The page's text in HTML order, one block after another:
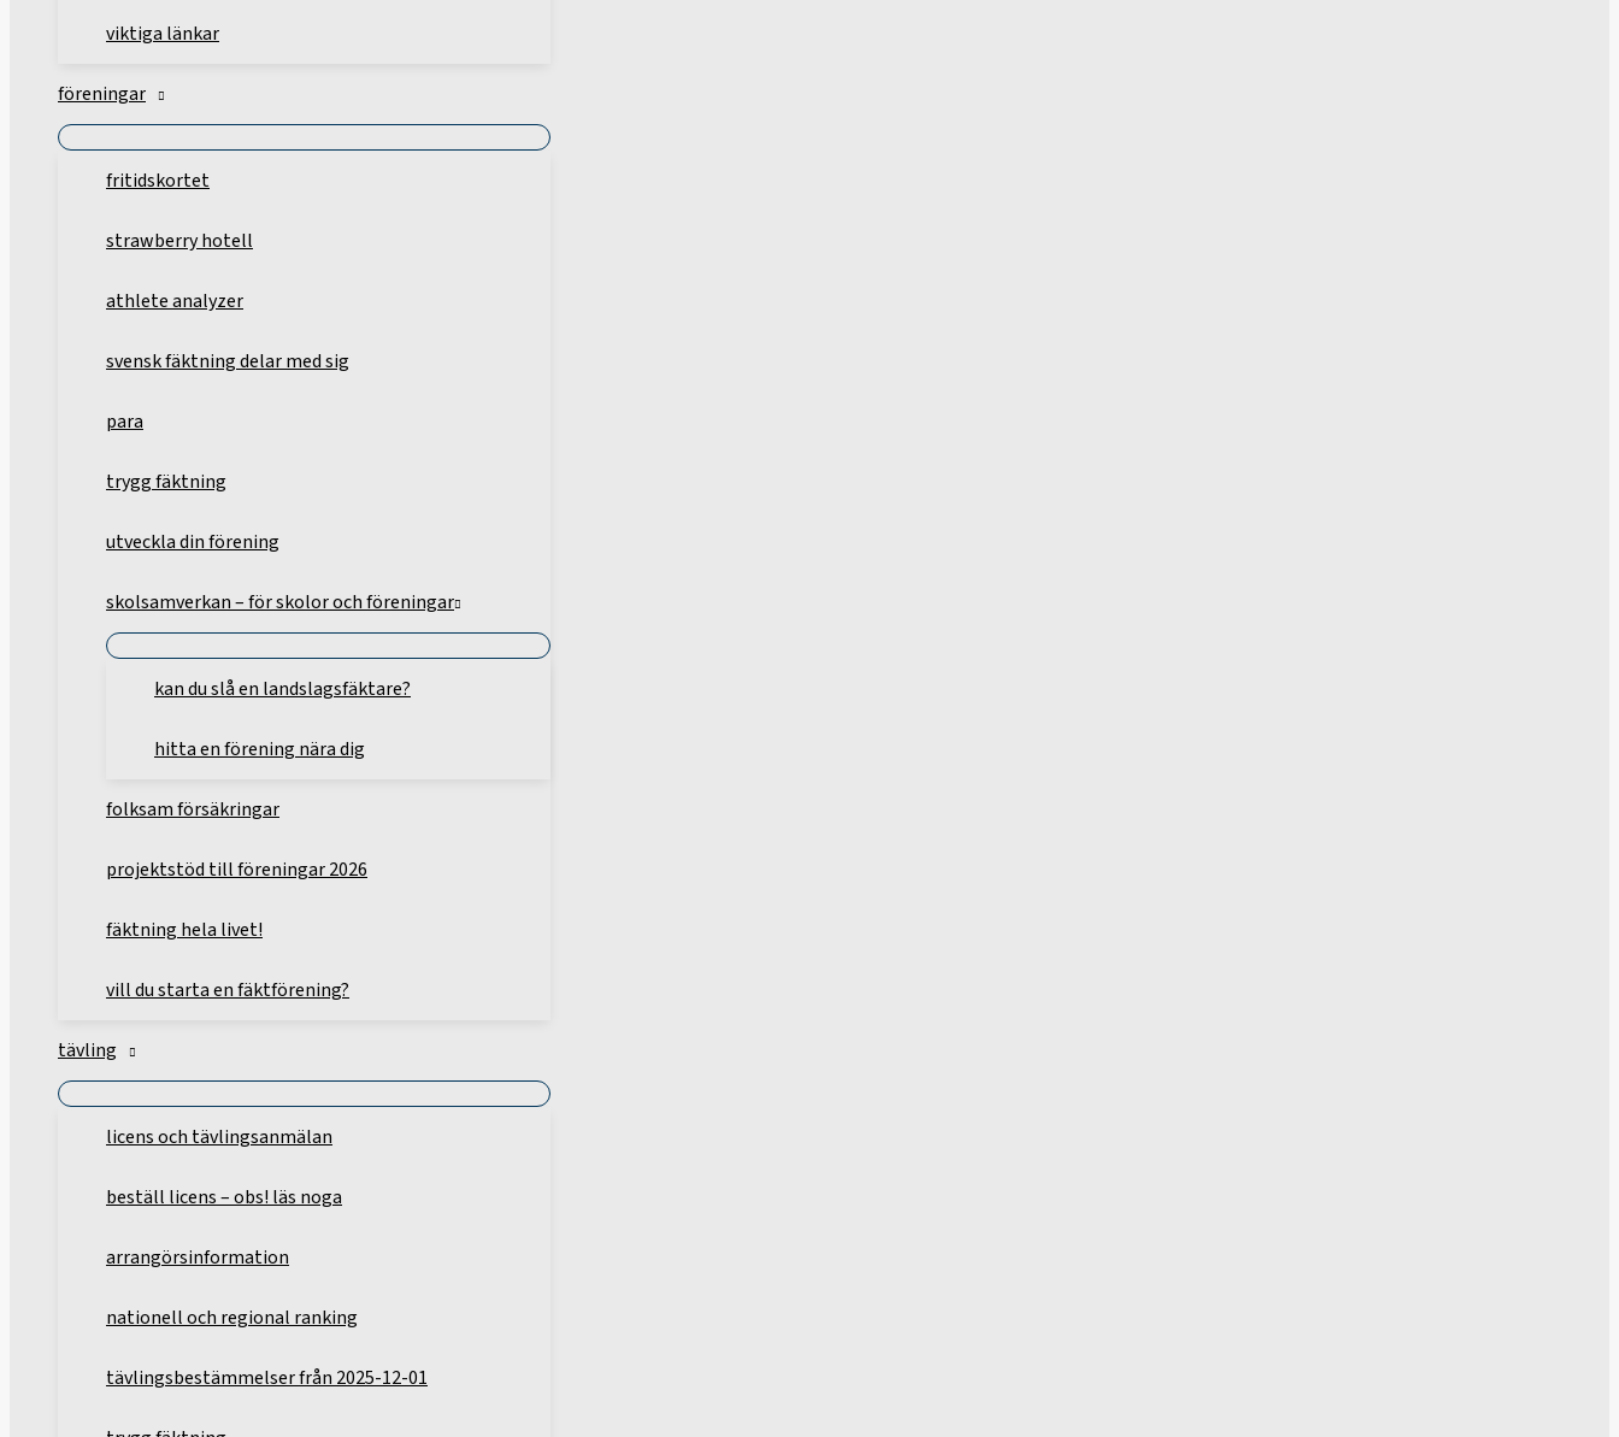
viktiga länkar
föreningar
fritidskortet
strawberry hotell
athlete analyzer
svensk fäktning delar med sig
para
trygg fäktning
utveckla din förening
skolsamverkan – för skolor och föreningar
kan du slå en landslagsfäktare?
hitta en förening nära dig
folksam försäkringar
projektstöd till föreningar 2026
fäktning hela livet!
vill du starta en fäktförening?
tävling
licens och tävlingsanmälan
beställ licens – obs! läs noga
arrangörsinformation
nationell och regional ranking
tävlingsbestämmelser från 2025-12-01